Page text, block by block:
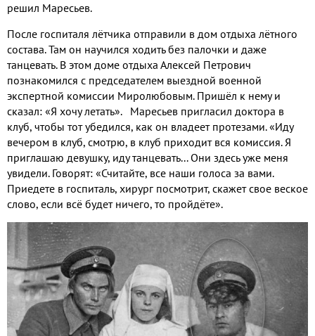
решил Маресьев.
После госпиталя лётчика отправили в дом отдыха лётного
состава. Там он научился ходить без палочки и даже
танцевать. В этом доме отдыха Алексей Петрович
познакомился с председателем выездной военной
экспертной комиссии Миролюбовым. Пришёл к нему и
сказал: «Я хочу летать». Маресьев пригласил доктора в
клуб, чтобы тот убедился, как он владеет протезами. «Иду
вечером в клуб, смотрю, в клуб приходит вся комиссия. Я
приглашаю девушку, иду танцевать... Они здесь уже меня
увидели. Говорят: «Считайте, все наши голоса за вами.
Приедете в госпиталь, хирург посмотрит, скажет свое веское
слово, если всё будет ничего, то пройдёте».